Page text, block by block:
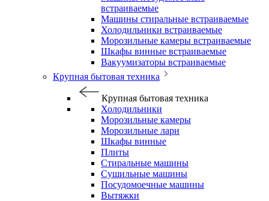
встраиваемые
Машины стиральные встраиваемые
Холодильники встраиваемые
Морозильные камеры встраиваемые
Шкафы винные встраиваемые
Вакуумизаторы встраиваемые
Крупная бытовая техника
Крупная бытовая техника
Холодильники
Морозильные камеры
Морозильные лари
Шкафы винные
Плиты
Стиральные машины
Сушильные машины
Посудомоечные машины
Вытяжки